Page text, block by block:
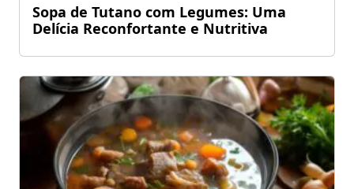
Sopa de Tutano com Legumes: Uma
Delícia Reconfortante e Nutritiva